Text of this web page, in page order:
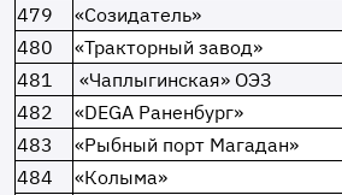
479
«Созидатель»
480
«Тракторный завод»
481
«Чаплыгинская» ОЭЗ
482
«DEGA Раненбург»
483
«Рыбный порт Магадан»
484
«Колыма»